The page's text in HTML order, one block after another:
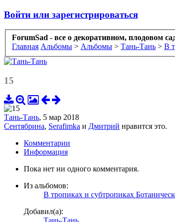
Войти или зарегистрироваться
ForumSad - все о декоративном, плодовом
Главная Альбомы > Альбомы > Тань-Тань > В
15
Тань-Тань, 5 мар 2018
Сентябрина, Serafimka и Дмитрий нравится это.
Комментарии
Информация
Пока нет ни одного комментария.
Из альбомов:
В тропиках и субтропиках
Добавил(а):